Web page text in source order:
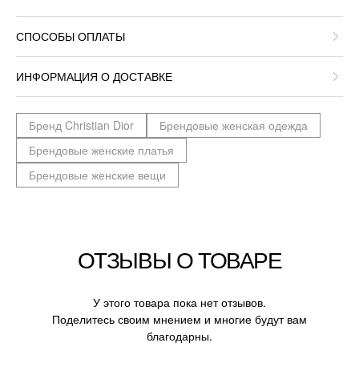
СПОСОБЫ ОПЛАТЫ
ИНФОРМАЦИЯ О ДОСТАВКЕ
Бренд Christian Dior
Брендовые женская одежда
Брендовые женские платья
Брендовые женские вещи
ОТЗЫВЫ О ТОВАРЕ
У этого товара пока нет отзывов.
Поделитесь своим мнением и многие будут вам
благодарны.